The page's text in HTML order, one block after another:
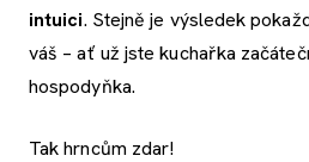
intuici. Stejně je výsledek
váš – ať už jste kuchařka
hospodyňka.
Tak hrncům zdar!